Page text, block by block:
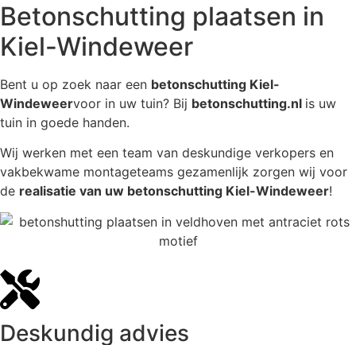
Betonschutting plaatsen in
Kiel-Windeweer
Bent u op zoek naar een betonschutting Kiel-
Windeweervoor in uw tuin? Bij betonschutting.nl is uw
tuin in goede handen.
Wij werken met een team van deskundige verkopers en
vakbekwame montageteams gezamenlijk zorgen wij voor
de realisatie van uw betonschutting Kiel-Windeweer!
Deskundig advies